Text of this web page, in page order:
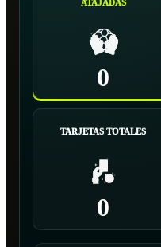
ATAJADAS
0
TARJETAS TOTALES
0